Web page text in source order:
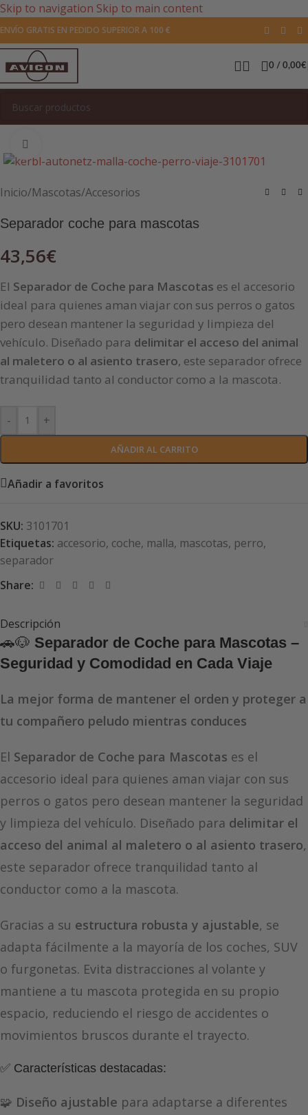
Skip to navigation Skip to main content
ENVÍO GRATIS EN PEDIDO SUPERIOR A 100 €
0 / 0,00€
Inicio/Mascotas/Accesorios
Separador coche para mascotas
43,56€
El Separador de Coche para Mascotas es el accesorio
ideal para quienes aman viajar con sus perros o gatos
pero desean mantener la seguridad y limpieza del
vehículo. Diseñado para delimitar el acceso del animal
al maletero o al asiento trasero, este separador ofrece
tranquilidad tanto al conductor como a la mascota.
- +
AÑADIR AL CARRITO
Añadir a favoritos
SKU: 3101701
Etiquetas: accesorio, coche, malla, mascotas, perro,
separador
Share:
Descripción
🚗🐶 Separador de Coche para Mascotas –
Seguridad y Comodidad en Cada Viaje
La mejor forma de mantener el orden y proteger a
tu compañero peludo mientras conduces
El Separador de Coche para Mascotas es el
accesorio ideal para quienes aman viajar con sus
perros o gatos pero desean mantener la seguridad
y limpieza del vehículo. Diseñado para delimitar el
acceso del animal al maletero o al asiento trasero,
este separador ofrece tranquilidad tanto al
conductor como a la mascota.
Gracias a su estructura robusta y ajustable, se
adapta fácilmente a la mayoría de los coches, SUV
o furgonetas. Evita distracciones al volante y
mantiene a tu mascota protegida en su propio
espacio, reduciendo el riesgo de accidentes o
movimientos bruscos durante el trayecto.
✅ Características destacadas:
🧩 Diseño ajustable para adaptarse a diferentes